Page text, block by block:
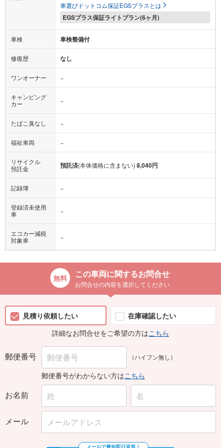
車選びドットコム保証EGSプラスとは
EGSプラス保証ライトプラン(6ヶ月)
車検 車検整備付
修復歴 なし
ワンオーナー −
キャンピング
カー
−
たばこ臭なし −
福祉車両 −
リサイクル
預託金
預託済(本体価格に含まない) 8,040円
記録簿 −
登録済未使用
車
−
エコカー減税
対象車
−
この車両に関するお問合せ
お問合せの内容を選択してください
見積り依頼したい
在庫確認したい
詳細なお問合せをご希望の方はこちら
郵便番号 （ハイフン無し）
郵便番号がわからない方はこちら
お名前
メール